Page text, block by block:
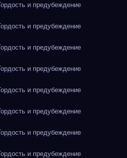
и предубеждение
и предубеждение
и предубеждение
и предубеждение
и предубеждение
и предубеждение
и предубеждение
и предубеждение